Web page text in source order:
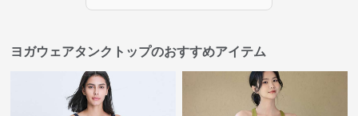
ヨガウェアタンクトップのおすすめアイテム